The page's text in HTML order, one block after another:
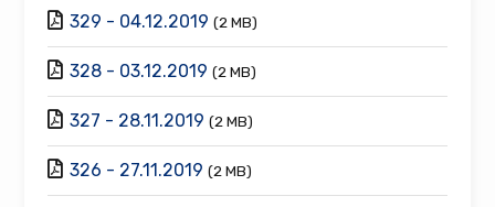
329 - 04.12.2019 (2 MB)
328 - 03.12.2019 (2 MB)
327 - 28.11.2019 (2 MB)
326 - 27.11.2019 (2 MB)